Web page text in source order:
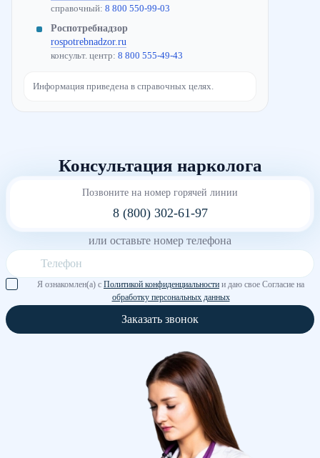
справочный: 8 800 550-99-03
Роспотребнадзор
rospotrebnadzor.ru
консульт. центр: 8 800 555-49-43
Информация приведена в справочных целях.
Консультация нарколога
Позвоните на номер горячей линии
8 (800) 302-61-97
или оставьте номер телефона
Я ознакомлен(а) с Политикой конфиденциальности и даю свое Согласие на
обработку персональных данных
Заказать звонок